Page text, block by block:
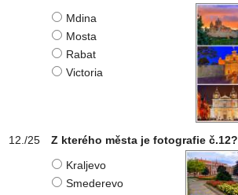
Mdina
Mosta
Rabat
Victoria
Z kterého města je fotografie č.12?
Kraljevo
Smederevo